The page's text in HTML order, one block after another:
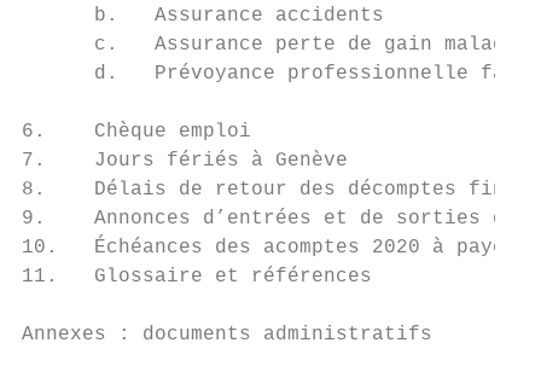
b.   Assurance accidents
c.   Assurance perte de gain
d.   Prévoyance professionnelle
6.    Chèque emploi
7.    Jours fériés à Genève
8.    Délais de retour des
9.    Annonces d’entrées et de sorties
10.   Échéances des acomptes 2020
11.   Glossaire et références
Annexes : documents administratifs